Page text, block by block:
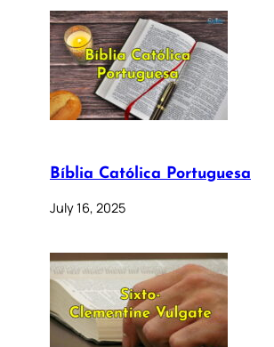
Bíblia Católica Portuguesa
July 16, 2025